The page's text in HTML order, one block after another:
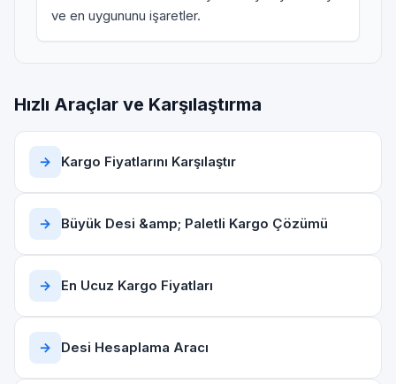
ve en uygununu işaretler.
Hızlı Araçlar ve Karşılaştırma
→ Kargo Fiyatlarını Karşılaştır
→ Büyük Desi &amp; Paletli Kargo Çözümü
→ En Ucuz Kargo Fiyatları
→ Desi Hesaplama Aracı